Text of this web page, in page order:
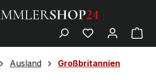
Ausland Großbritannien